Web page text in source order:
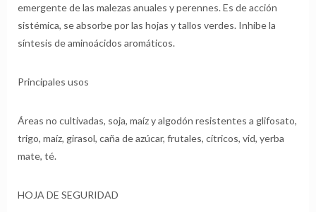
emergente de las malezas anuales y perennes. Es de acción
sistémica, se absorbe por las hojas y tallos verdes. Inhibe la
síntesis de aminoácidos aromáticos.
Principales usos
Áreas no cultivadas, soja, maíz y algodón resistentes a glifosato,
trigo, maíz, girasol, caña de azúcar, frutales, cítricos, vid, yerba
mate, té.
HOJA DE SEGURIDAD